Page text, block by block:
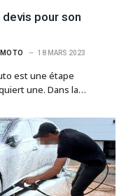
pour son
18 MARS 2023
est une étape
une. Dans la…